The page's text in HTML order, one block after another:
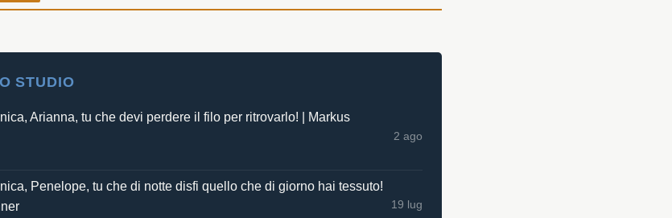
STUDIO
Arianna, tu che devi perdere il filo per ritrovarlo! | Markus
2 ago
Penelope, tu che di notte disfi quello che di giorno hai tessuto!
19 lug